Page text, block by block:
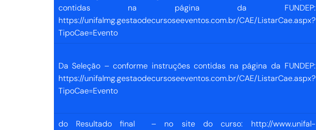
contidas na página da FUNDEP:
https://unifalmg.gestaodecursoseeventos.com.br/CAE/ListarCae.aspx?
TipoCae=Evento
Da Seleção –conforme instruções contidas na página da FUNDEP:
https://unifalmg.gestaodecursoseeventos.com.br/CAE/ListarCae.aspx?
TipoCae=Evento
do Resultado final – no site do curso: http://www.unifal-